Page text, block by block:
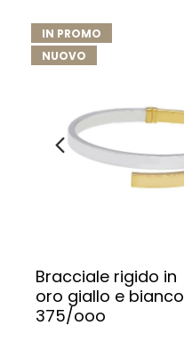
IN PROMO
NUOVO
Bracciale rigido in
oro giallo e bianco
375/ooo